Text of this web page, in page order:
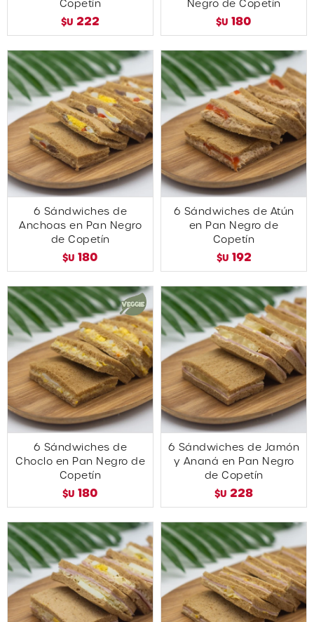
Copetín
$U 222
Negro de Copetín
$U 180
6 Sándwiches de
Anchoas en Pan Negro
de Copetín
$U 180
6 Sándwiches de Atún
en Pan Negro de
Copetín
$U 192
6 Sándwiches de
Choclo en Pan Negro de
Copetín
$U 180
6 Sándwiches de Jamón
y Ananá en Pan Negro
de Copetín
$U 228